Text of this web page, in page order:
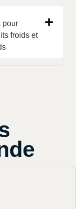
pour
froids et